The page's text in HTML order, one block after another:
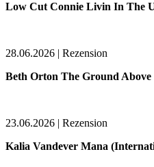
Low Cut Connie Livin In The
28.06.2026 | Rezension
Beth Orton The Ground Above
23.06.2026 | Rezension
Kalia Vandever Mana